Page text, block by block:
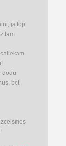
ja top
tam
dodu
bet